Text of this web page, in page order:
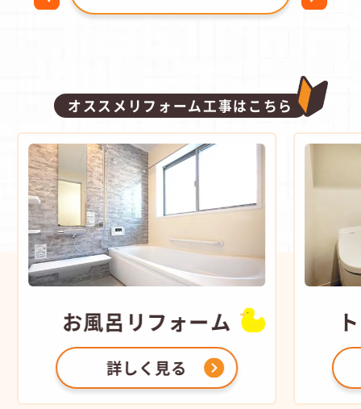
オススメリフォーム工事はこちら
お風呂 リフォーム
詳しく見る